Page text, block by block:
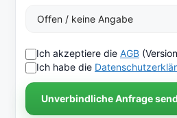
Ich akzeptiere die AGB
Ich habe die
Unverbindliche Anfrage